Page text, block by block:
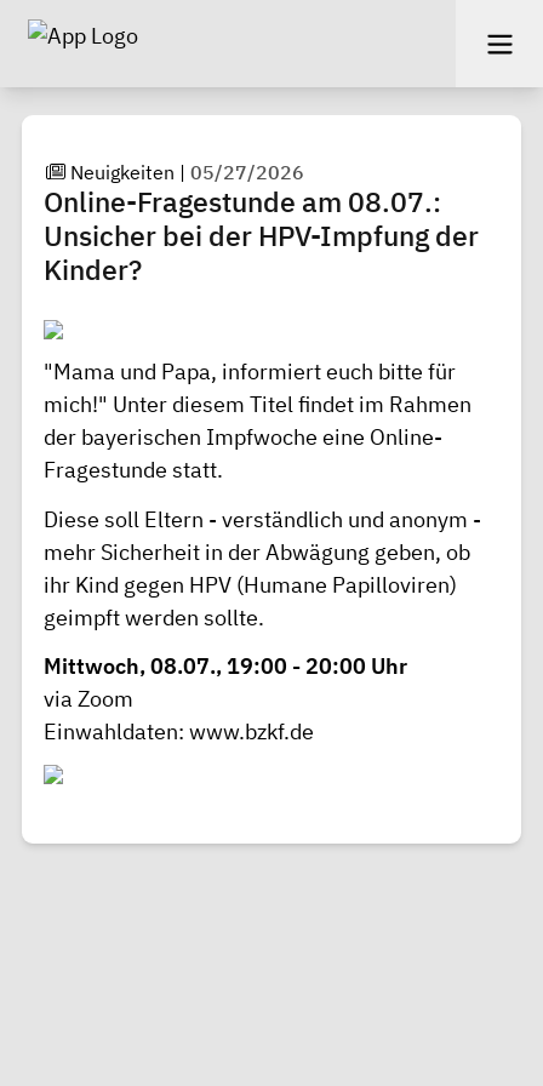
Neuigkeiten |05/27/2026
Online-Fragestunde am 08.07.:
Unsicher bei der HPV-Impfung der
Kinder?
"Mama und Papa, informiert euch bitte für
mich!" Unter diesem Titel findet im Rahmen
der bayerischen Impfwoche eine Online-
Fragestunde statt.
Diese soll Eltern - verständlich und anonym -
mehr Sicherheit in der Abwägung geben, ob
ihr Kind gegen HPV (Humane Papilloviren)
geimpft werden sollte.
Mittwoch, 08.07., 19:00 - 20:00 Uhr
via Zoom
Einwahldaten: www.bzkf.de